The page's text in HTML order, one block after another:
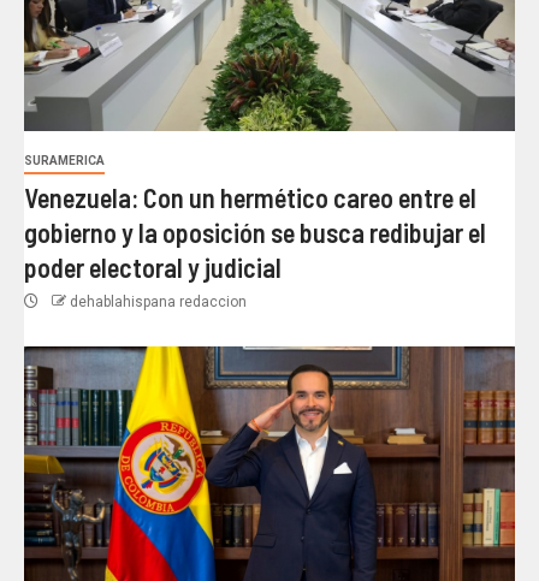
SURAMERICA
Venezuela: Con un hermético careo entre el
gobierno y la oposición se busca redibujar el
poder electoral y judicial
dehablahispana redaccion